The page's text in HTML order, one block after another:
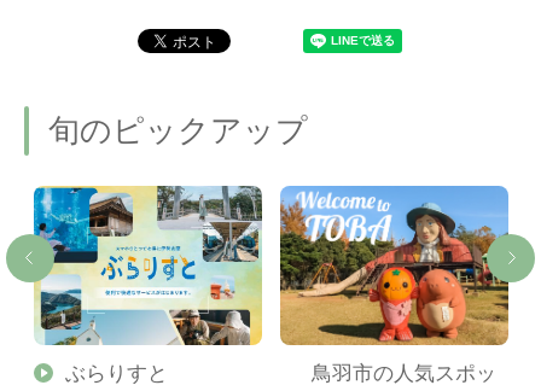
旬のピックアップ
ぶらりすと
鳥羽市の人気スポッ